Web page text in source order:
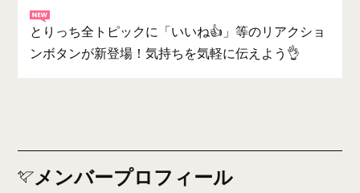
とりっち全トピックに「いいね👍」等のリアクショ
ンボタンが新登場！気持ちを気軽に伝えよう👌
メンバープロフィール